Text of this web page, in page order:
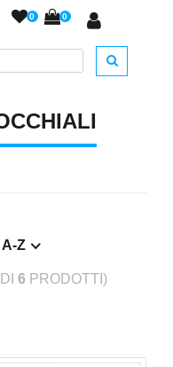
0 0
e Cannocchiali
A-Z
6 PRODOTTI)